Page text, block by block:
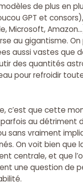
de plus en
GPT et
Microsoft,
au gigantisme. On
aussi vastes que
des quantités
pour refroidir
c’est que cette
au détriment
sans vraiment
On voit bien que
centrale, et que
une question de